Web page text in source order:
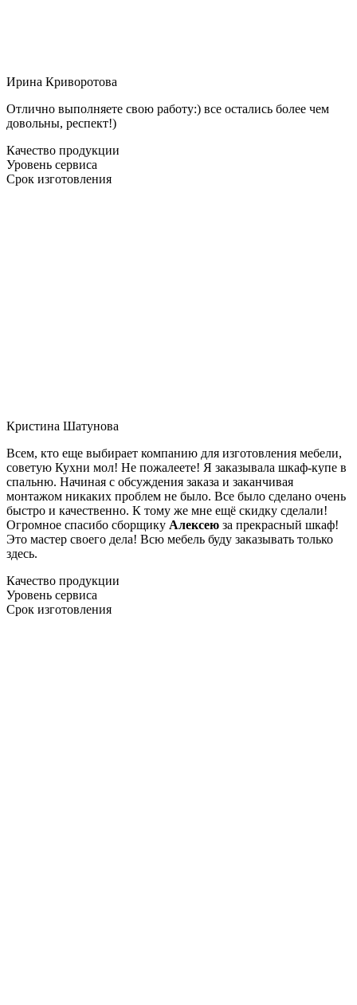
Ирина Криворотова
Отлично выполняете свою работу:) все остались более чем
довольны, респект!)
Качество продукции
Уровень сервиса
Срок изготовления
Кристина Шатунова
Всем, кто еще выбирает компанию для изготовления мебели,
советую Кухни мол! Не пожалеете! Я заказывала шкаф-купе в
спальню. Начиная с обсуждения заказа и заканчивая
монтажом никаких проблем не было. Все было сделано очень
быстро и качественно. К тому же мне ещё скидку сделали!
Огромное спасибо сборщику Алексею за прекрасный шкаф!
Это мастер своего дела! Всю мебель буду заказывать только
здесь.
Качество продукции
Уровень сервиса
Срок изготовления